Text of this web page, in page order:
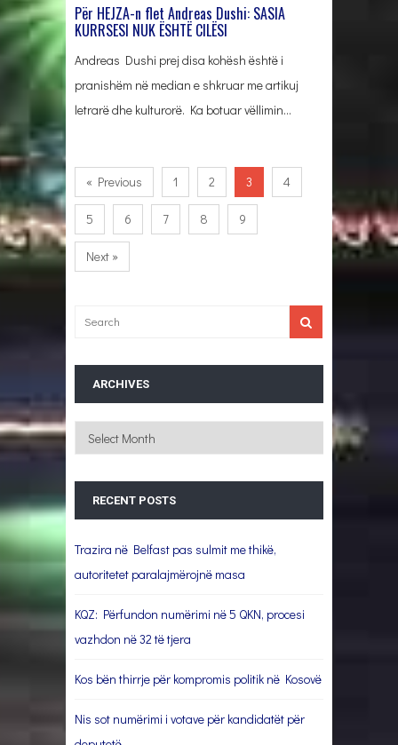
Për HEJZA-n flet Andreas Dushi: SASIA
KURRSESI NUK ËSHTË CILËSI
Andreas Dushi prej disa kohësh është i
pranishëm në median e shkruar me artikuj
letrarë dhe kulturorë. Ka botuar vëllimin…
« Previous 1 2 3 4
5 6 7 8 9
Next »
ARCHIVES
Archives
RECENT POSTS
Trazira në Belfast pas sulmit me thikë,
autoritetet paralajmërojnë masa
KQZ: Përfundon numërimi në 5 QKN, procesi
vazhdon në 32 të tjera
Kos bën thirrje për kompromis politik në Kosovë
Nis sot numërimi i votave për kandidatët për